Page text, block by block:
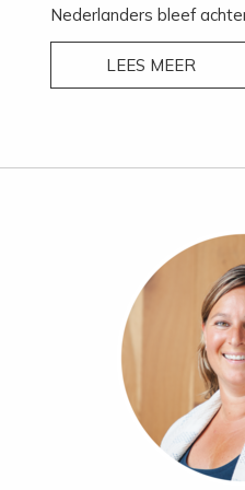
Nederlanders bleef
gesplitst in het Franse
Nederlandse Sint
La Samanna gelegen is.
en onaangetast
: restaurant
restaurant “Laplaj” voor
sfeervol diner en
gastronomische
diners in de wijnkelder,
zwembad met
“La Samanna” Spa met
diverse behandelingen.
LEES MEER